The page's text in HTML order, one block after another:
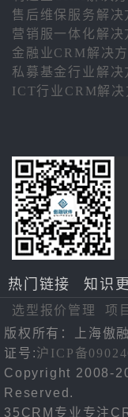
售后维保服务解决
营销服一体化解决
金融业CRM解决
私募基金行业解决
ICT行业CRM解决
热门链接 知识
选型报价管理 项
版权所有：上海傲
证号:沪ICP备
Copyright 2008-
Reserved.
35CRM专业专注